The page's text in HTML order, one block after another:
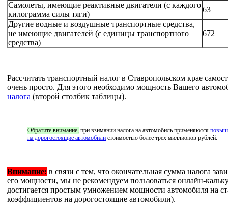
Самолеты, имеющие реактивные двигатели (с каждого
килограмма силы тяги)
63
Другие водные и воздушные транспортные средства,
не имеющие двигателей (с единицы транспортного
средства)
672
Рассчитать транспортный налог в Ставропольском крае
очень просто. Для этого необходимо мощность Вашего
налога (второй столбик таблицы).
Обратите внимание, при взимании налога на автомобиль применяются
на дорогостоящие автомобили стоимостью более трех миллионов рублей.
Внимание: в связи с тем, что окончательная сумма налога
его мощности, мы не рекомендуем пользоваться онлайн-
достигается простым умножением мощности автомобиля на
коэффициентов на дорогостоящие автомобили).